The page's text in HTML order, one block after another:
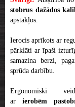
stobrus dažādos
apstākļos.
Ierocis aprīkots ar
pārklāti ar īpaši
samazina berzi,
sprūda darbību.
Ergonomiski
ar ierobēm